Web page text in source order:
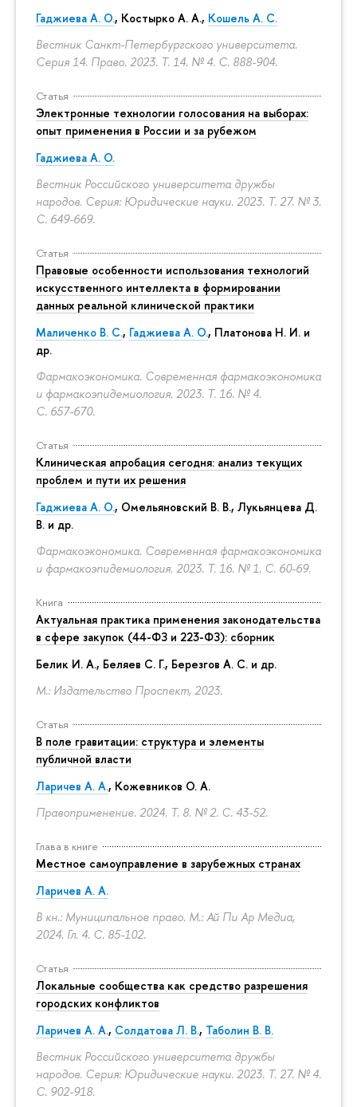
Гаджиева А. О., Костырко А. А., Кошель А. С.
Вестник Санкт-Петербургского университета.
Серия 14. Право. 2023. Т. 14. № 4. С. 888-904.
Статья
Электронные технологии голосования на выборах:
опыт применения в России и за рубежом
Гаджиева А. О.
Вестник Российского университета дружбы
народов. Серия: Юридические науки. 2023. Т. 27. № 3.
С. 649-669.
Статья
Правовые особенности использования технологий
искусственного интеллекта в формировании
данных реальной клинической практики
Маличенко В. С., Гаджиева А. О., Платонова Н. И. и
др.
Фармакоэкономика. Современная фармакоэкономика
и фармакоэпидемиология. 2023. Т. 16. № 4.
С. 657-670.
Статья
Клиническая апробация сегодня: анализ текущих
проблем и пути их решения
Гаджиева А. О., Омельяновский В. В., Лукьянцева Д.
В. и др.
Фармакоэкономика. Современная фармакоэкономика
и фармакоэпидемиология. 2023. Т. 16. № 1. С. 60-69.
Книга
Актуальная практика применения законодательства
в сфере закупок (44-ФЗ и 223-ФЗ): сборник
Белик И. А., Беляев С. Г., Березгов А. С. и др.
М.: Издательство Проспект, 2023.
Статья
В поле гравитации: структура и элементы
публичной власти
Ларичев А. А., Кожевников О. А.
Правоприменение. 2024. Т. 8. № 2. С. 43-52.
Глава в книге
Местное самоуправление в зарубежных странах
Ларичев А. А.
В кн.: Муниципальное право. М.: Ай Пи Ар Медиа,
2024. Гл. 4. С. 85-102.
Статья
Локальные сообщества как средство разрешения
городских конфликтов
Ларичев А. А., Солдатова Л. В., Таболин В. В.
Вестник Российского университета дружбы
народов. Серия: Юридические науки. 2023. Т. 27. № 4.
С. 902-918.